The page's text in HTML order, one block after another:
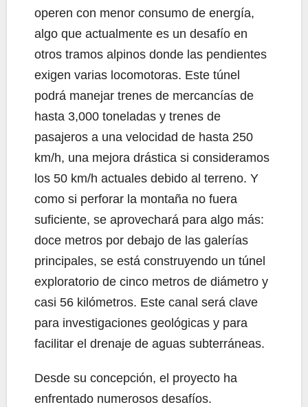
operen con menor consumo de energía,
algo que actualmente es un desafío en
otros tramos alpinos donde las pendientes
exigen varias locomotoras. Este túnel
podrá manejar trenes de mercancías de
hasta 3,000 toneladas y trenes de
pasajeros a una velocidad de hasta 250
km/h, una mejora drástica si consideramos
los 50 km/h actuales debido al terreno. Y
como si perforar la montaña no fuera
suficiente, se aprovechará para algo más:
doce metros por debajo de las galerías
principales, se está construyendo un túnel
exploratorio de cinco metros de diámetro y
casi 56 kilómetros. Este canal será clave
para investigaciones geológicas y para
facilitar el drenaje de aguas subterráneas.
Desde su concepción, el proyecto ha
enfrentado numerosos desafíos.